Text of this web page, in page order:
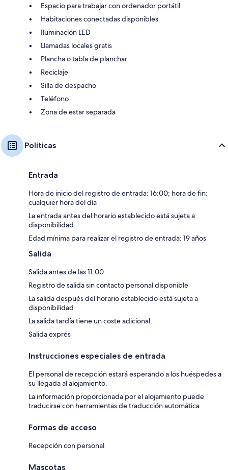
Espacio para trabajar con ordenador portátil
Habitaciones conectadas disponibles
Iluminación LED
Llamadas locales gratis
Plancha o tabla de planchar
Reciclaje
Silla de despacho
Teléfono
Zona de estar separada
Políticas
Entrada
Hora de inicio del registro de entrada: 16:00; hora de fin:
cualquier hora del día
La entrada antes del horario establecido está sujeta a
disponibilidad
Edad mínima para realizar el registro de entrada: 19 años
Salida
Salida antes de las 11:00
Registro de salida sin contacto personal disponible
La salida después del horario establecido está sujeta a
disponibilidad
La salida tardía tiene un coste adicional.
Salida exprés
Instrucciones especiales de entrada
El personal de recepción estará esperando a los huéspedes a
su llegada al alojamiento.
La información proporcionada por el alojamiento puede
traducirse con herramientas de traducción automática
Formas de acceso
Recepción con personal
Mascotas